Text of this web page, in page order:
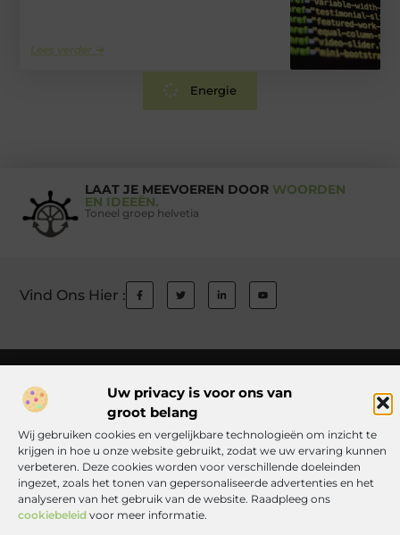
Uw privacy is voor ons van
groot belang
Wij gebruiken cookies en vergelijkbare technologieën om inzicht te
krijgen in hoe u onze website gebruikt, zodat we uw ervaring kunnen
verbeteren. Deze cookies worden voor verschillende doeleinden
ingezet, zoals het tonen van gepersonaliseerde advertenties en het
analyseren van het gebruik van de website. Raadpleeg ons
cookiebeleid voor meer informatie.
Lees verder ➜
Energie
LAAT JE MEEVOEREN DOOR WOORDEN
EN IDEEËN.
Toneel groep helvetia
Vind Ons Hier :
Contact Auteur worden Cookiebeleid (EU)
Links kopen Nederland: wat jij moet weten voordat je de knoop doorhakt
Manieren om geld te verdienen met jouw website: zo haal je er alles uit
www.toneelgroephelvetia.nl.